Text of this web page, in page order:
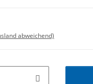
abweichend)